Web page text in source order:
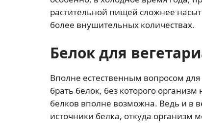
растительной пищей сложнее
более внушительных количествах.
Белок для
Вполне естественным вопросом для
брать белок, без которого
белков вполне возможна. Ведь и в
источники белка, откуда организм